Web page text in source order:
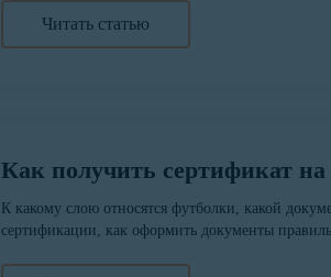
Читать статью
Как получить сертификат
К какому слою относятся футболки, какой
сертификации, как оформить документы